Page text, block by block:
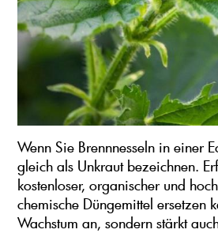
Wenn Sie Brennnesseln in einer
gleich als Unkraut bezeichnen.
kostenloser, organischer und
chemische Düngemittel ersetzen
Wachstum an, sondern stärkt